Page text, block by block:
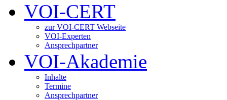
VOI-CERT
zur VOI-CERT Webseite
VOI-Experten
Ansprechpartner
VOI-Akademie
Inhalte
Termine
Ansprechpartner